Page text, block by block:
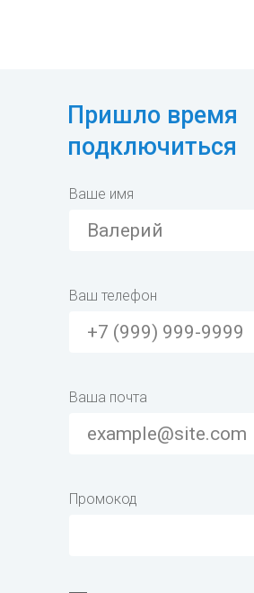
Пришло время
подключиться
Ваше имя
Ваш телефон
Ваша почта
Промокод